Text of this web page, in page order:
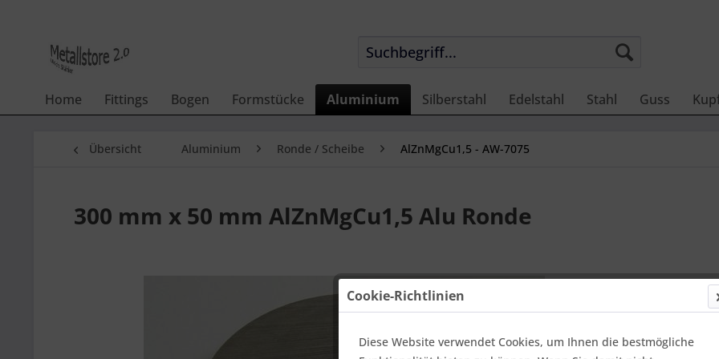
Home Fittings Bogen Formstücke Aluminium Silberstahl Edelstahl Stahl Guss
Übersicht Aluminium Ronde / Scheibe AlZnMgCu1,5 - AW-7075
300 mm x 50 mm AlZnMgCu1,5 Alu Ronde
1
Online-
Cookie-Richtlinien
Diese Website verwendet Cookies, um Ihnen die bestmögliche